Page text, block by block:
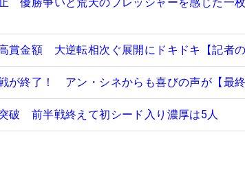
賞金額 大逆転相次ぐ展開にドキドキ【記者の
が終了！ アン・シネからも喜びの声が【最終
破 前半戦終えて初シード入り濃厚は5人